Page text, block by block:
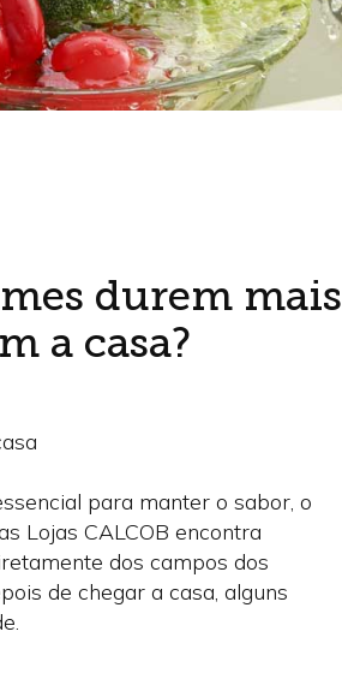
durem mais
a casa?
para manter o sabor, o
Lojas CALCOB encontra
dos campos dos
de chegar a casa, alguns